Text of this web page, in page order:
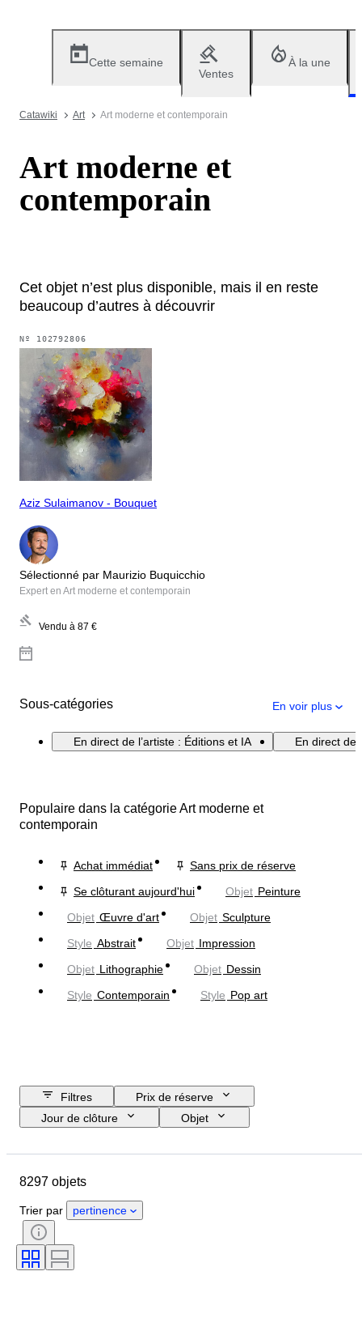
Cette semaine
Ventes
À la une
Catawiki Art Art moderne et contemporain
Art moderne et
contemporain
Cet objet n’est plus disponible, mais il en reste
beaucoup d’autres à découvrir
Nº 102792806
Aziz Sulaimanov - Bouquet
Sélectionné par Maurizio Buquicchio
Expert en Art moderne et contemporain
Vendu à 87 €
Sous-catégories En voir plus
En direct de l’artiste : Éditions et IA En direct de
Populaire dans la catégorie Art moderne et
contemporain
Achat immédiat
Sans prix de réserve
Se clôturant aujourd'hui
Objet Peinture
Objet Œuvre d'art Objet Sculpture
Style Abstrait Objet Impression
Objet Lithographie Objet Dessin
Style Contemporain Style Pop art
Filtres
Prix de réserve
Jour de clôture
Objet
Thème
Couleur
Édition
8297 objets
Trier par pertinence